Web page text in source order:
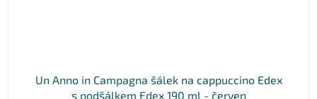
Un Anno in Campagna šálek na cappuccino Edex
s podšálkem Edex 190 ml - červen